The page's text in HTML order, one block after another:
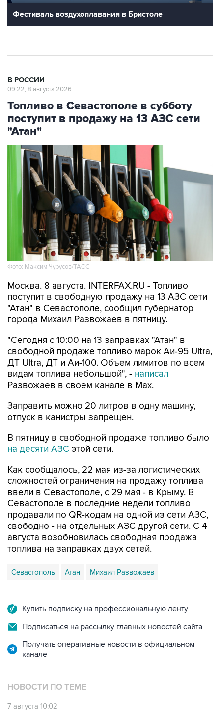
Топливо в Севастополе в субботу
поступит в продажу на 13 АЗС сети
"Атан"
Фото: Максим Чурусов/ТАСС
Москва. 8 августа. INTERFAX.RU - Топливо
"Атан" в Севастополе, сообщил губернатор
города Михаил Развожаев в пятницу.
"Сегодня с 10:00 на 13 заправках "Атан" в
ДТ Ultra, ДТ и Аи-100. Объем лимитов по всем
видам топлива небольшой", - написал
Развожаев в своем канале в Max.
Заправить можно 20 литров в одну машину,
В пятницу в свободной продаже топливо было
Как сообщалось, 22 мая из-за логистических
ввели в Севастополе, с 29 мая - в Крыму. В
Севастополе в последние недели топливо
продавали по QR-кодам на одной из сети АЗС,
свободно - на отдельных АЗС другой сети. С 4
августа возобновилась свободная продажа
топлива на заправках двух сетей.
Севастополь Атан Михаил Развожаев
Подписаться на рассылку главных новостей сайта
Получать оперативные новости в официальном
НОВОСТИ ПО ТЕМЕ
7 августа 10:02